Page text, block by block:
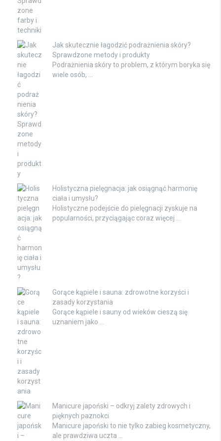
Jak skutecznie łagodzić podrażnienia skóry?
Sprawdzone metody i produkty
Podrażnienia skóry to problem, z którym boryka się
wiele osób, …
Holistyczna pielęgnacja: jak osiągnąć harmonię
ciała i umysłu?
Holistyczne podejście do pielęgnacji zyskuje na
popularności, przyciągając coraz więcej …
Gorące kąpiele i sauna: zdrowotne korzyści i
zasady korzystania
Gorące kąpiele i sauny od wieków cieszą się
uznaniem jako …
Manicure japoński – odkryj zalety zdrowych i
pięknych paznokci
Manicure japoński to nie tylko zabieg kosmetyczny,
ale prawdziwa uczta …